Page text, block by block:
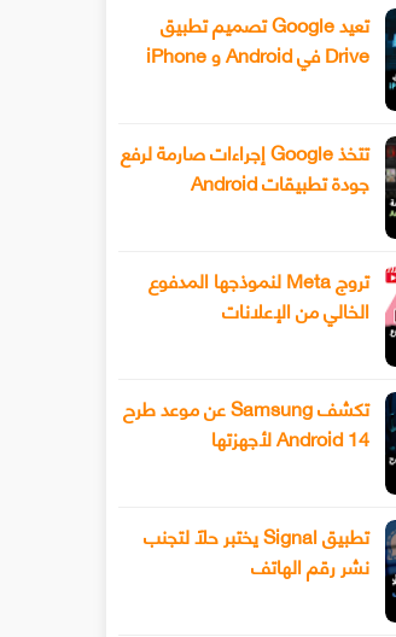
سيحصل هاتف Xiaomi 13 أخيرًا على عدسة
تعيد Google تصميم تطبيق
Drive في Android و iPhone
تتخذ Google إجراءات صارمة لرفع
جودة تطبيقات Android
تروج Meta لنموذجها المدفوع
الخالي من الإعلانات
تكشف Samsung عن موعد طرح
Android 14 لأجهزتها
تطبيق Signal يختبر حلًا لتجنب
نشر رقم الهاتف